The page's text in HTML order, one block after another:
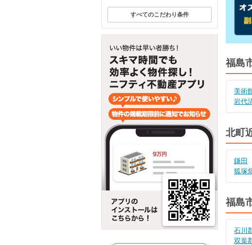
すべてのこだわり条件
福島
美術
岩代
北町
鎌田
狐塚
福島
石川
双葉